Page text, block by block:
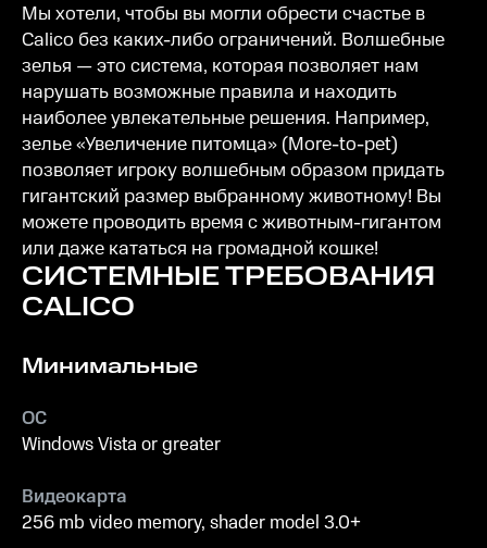
Мы хотели, чтобы вы могли обрести счастье в
Calico без каких-либо ограничений. Волшебные
зелья — это система, которая позволяет нам
нарушать возможные правила и находить
наиболее увлекательные решения. Например,
зелье «Увеличение питомца» (More-to-pet)
позволяет игроку волшебным образом придать
гигантский размер выбранному животному! Вы
можете проводить время с животным-гигантом
или даже кататься на громадной кошке!
СИСТЕМНЫЕ ТРЕБОВАНИЯ
CALICO
Минимальные
ОС
Windows Vista or greater
Видеокарта
256 mb video memory, shader model 3.0+